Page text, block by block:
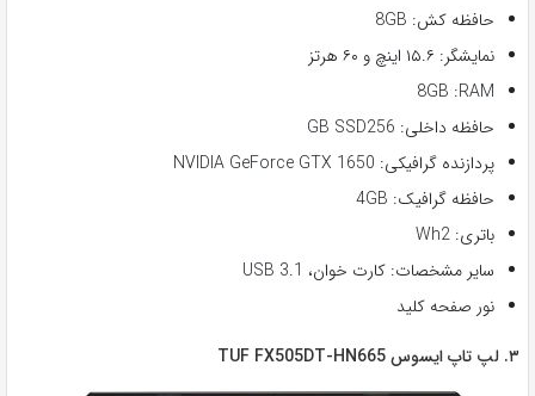
حافظه کش: 8GB
نمایشگر: ۱۵.۶ اینچ و ۶۰ هرتز
8GB :RAM
حافظه داخلی: GB SSD256
پردازنده گرافیکی: NVIDIA GeForce GTX 1650
حافظه گرافیک: 4GB
باتری: Wh2
سایر مشخصات: کارت خوان، USB 3.1
نور صفحه کلید
۳. لپ تاپ ایسوس TUF FX505DT-HN665